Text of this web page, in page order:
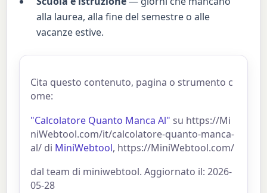
alla laurea, alla fine del semestre o alle
vacanze estive.
Cita questo contenuto, pagina o strumento c
ome:
"Calcolatore Quanto Manca Al" su https://Mi
niWebtool.com/it/calcolatore-quanto-manca-
al/ di MiniWebtool, https://MiniWebtool.com/
dal team di miniwebtool. Aggiornato il: 2026-
05-28